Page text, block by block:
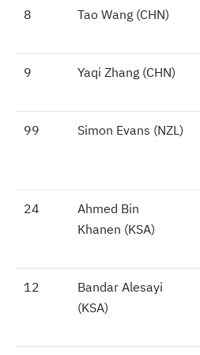
8 Tao Wang (CHN)
9 Yaqi Zhang (CHN)
99 Simon Evans (NZL)
24
Ahmed Bin
Khanen (KSA)
12
Bandar Alesayi
(KSA)
8
9
99
24
12